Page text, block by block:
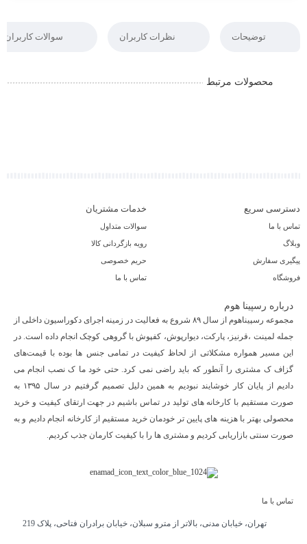
توضیحات نظرات کاربران سوالات کاربران
محصولات مرتبط
دسترسی سریع
تماس با ما
وبلاگ
پیگیری سفارش
فروشگاه
خدمات مشتریان
سوالات متداول
رویه بازگردانی کالا
حریم خصوصی
تماس با ما
درباره رسپینا هوم
مجموعه رسپیناهوم از سال ۸۹ شروع به فعالیت در زمینه اجرای دکوراسیون داخلی از
جمله لمینت ،قرنیز، پارکت، دیوارپوش، کفپوش با گروهی کوچک انجام داده است. در
این مسیر همواره مشکلاتی از لحاظ کیفیت در تمامی جنس ها بوده با قیمت‌های
گزاف ک مشتری را آنطور که باید راضی نمی کرد. حتی خود ما ک نصب انجام می
دادیم از پایان کار خوشایند نبودیم به همین دلیل تصمیم گرفتیم در سال ۱۳۹۵ به
صورت مستقیم با کارخانه های تولید در تماس باشیم در جهت ارتقای کیفیت و خرید
محصولی بهتر با هزینه های پایین تر خودمان خرید مستقیم از کارخانه انجام دادیم و به
صورت سنتی بازاریابی کردیم و مشتری ها را با کیفیت کارمان جذب کردیم.
تماس با ما
تهران، خیابان مدنی، بالاتر از مترو سبلان، خیابان برادران فتاحی، پلاک 219